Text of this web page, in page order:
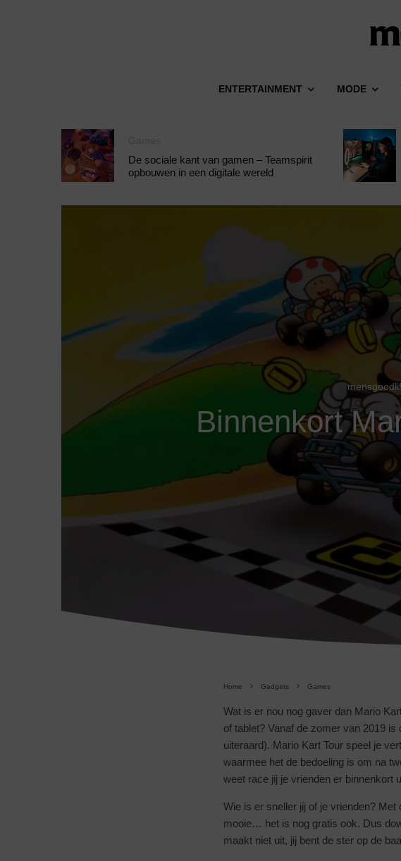
ENTERTAINMENT MODE
De sociale kant van gamen – Teamspirit
opbouwen in een digitale wereld
Binnenkort
Home Gadgets Games
Wat is er nou nog gaver dan Mario
of tablet? Vanaf de zomer van 2019 is
uiteraard). Mario Kart Tour speel je
waarmee het de bedoeling is om na
weet race jij je vrienden er binnenkort
Wie is er sneller jij of je vrienden?
mooie… het is nog gratis ook. Dus
maakt niet uit, jij bent de ster op de